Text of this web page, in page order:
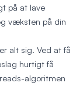
på at lave
væksten på din
alt sig. Ved at få
hurtigt få
algoritmen